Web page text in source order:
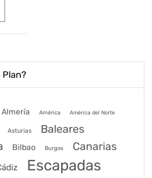
es:
Plan?
Almería América América del Norte
Asturias Baleares
Bilbao Burgos Canarias
Escapadas